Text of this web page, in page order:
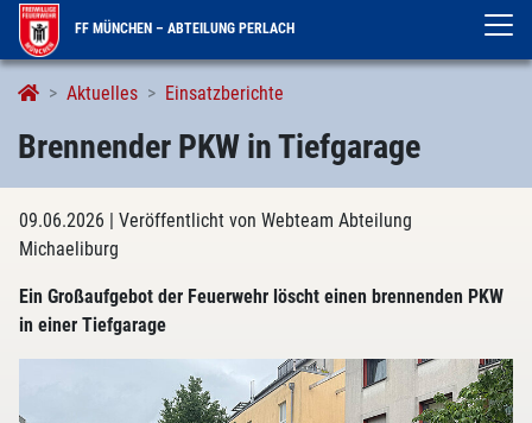
FF MÜNCHEN – ABTEILUNG PERLACH
Aktuelles Einsatzberichte
Brennender PKW in Tiefgarage
09.06.2026 | Veröffentlicht von Webteam Abteilung
Michaeliburg
Ein Großaufgebot der Feuerwehr löscht einen brennenden PKW
in einer Tiefgarage